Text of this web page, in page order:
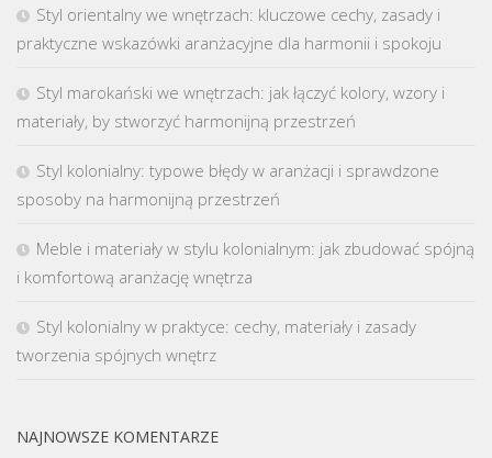
Styl orientalny we wnętrzach: kluczowe cechy, zasady i
praktyczne wskazówki aranżacyjne dla harmonii i spokoju
Styl marokański we wnętrzach: jak łączyć kolory, wzory i
materiały, by stworzyć harmonijną przestrzeń
Styl kolonialny: typowe błędy w aranżacji i sprawdzone
sposoby na harmonijną przestrzeń
Meble i materiały w stylu kolonialnym: jak zbudować spójną
i komfortową aranżację wnętrza
Styl kolonialny w praktyce: cechy, materiały i zasady
tworzenia spójnych wnętrz
NAJNOWSZE KOMENTARZE